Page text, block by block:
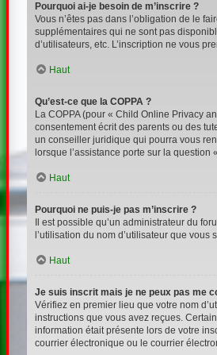
Pourquoi ai-je besoin de m’inscrire ?
Vous n’êtes pas dans l’obligation de le
supplémentaires qui ne sont pas
d’utilisateurs, etc. L’inscription ne vous
Haut
Qu’est-ce que la COPPA ?
La COPPA (pour « Child Online Privacy
consentement écrit des parents ou des
un conseiller juridique qui pourra vous
lorsque l’assistance porte sur la
Haut
Pourquoi ne puis-je pas m’inscrire ?
Il est possible qu’un administrateur du
l’utilisation du nom d’utilisateur que
Haut
Je suis inscrit mais je ne peux pas me
Vérifiez en premier lieu que votre nom
instructions que vous avez reçues.
information était présente lors de votre
courrier électronique ou le courrier